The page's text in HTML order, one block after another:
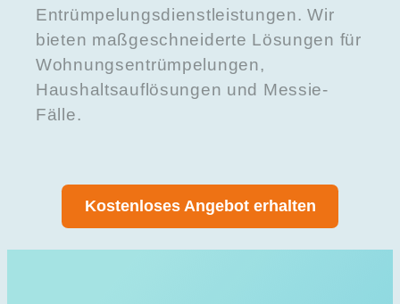
Entrümpelungsdienstleistungen. Wir
bieten maßgeschneiderte Lösungen für
Wohnungsentrümpelungen,
Haushaltsauflösungen und Messie-
Fälle.
Kostenloses Angebot erhalten